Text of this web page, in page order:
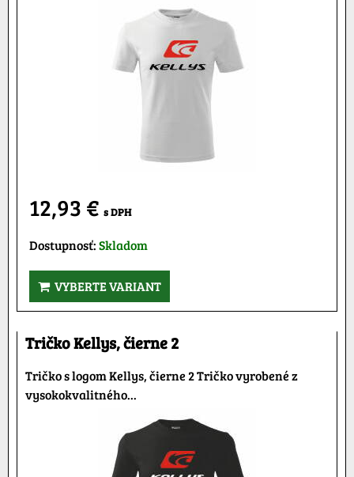
12,93 € s DPH
Dostupnosť:Skladom
VYBERTE VARIANT
Tričko Kellys, čierne 2
Tričko s logom Kellys, čierne 2 Tričko vyrobené z
vysokokvalitného...